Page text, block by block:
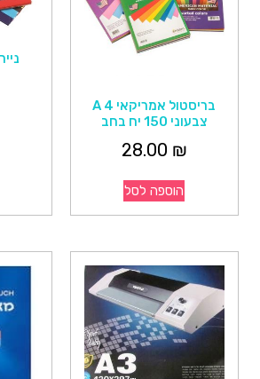
בריסטול אמריקאי A 4
צבעוני 150 יח בחב
28.00 ₪
הוספה לסל